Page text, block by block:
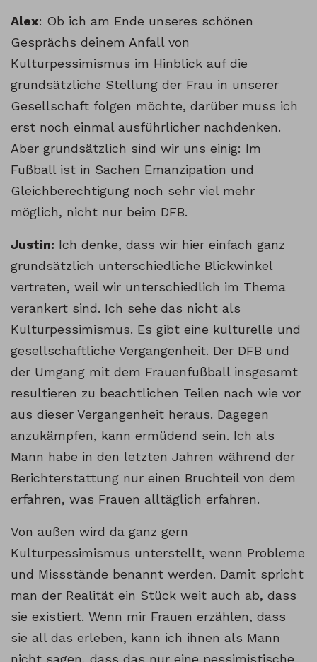
Alex: Ob ich am Ende unseres schönen
Gesprächs deinem Anfall von
Kulturpessimismus im Hinblick auf die
grundsätzliche Stellung der Frau in unserer
Gesellschaft folgen möchte, darüber muss ich
erst noch einmal ausführlicher nachdenken.
Aber grundsätzlich sind wir uns einig: Im
Fußball ist in Sachen Emanzipation und
Gleichberechtigung noch sehr viel mehr
möglich, nicht nur beim DFB.
Justin: Ich denke, dass wir hier einfach ganz
grundsätzlich unterschiedliche Blickwinkel
vertreten, weil wir unterschiedlich im Thema
verankert sind. Ich sehe das nicht als
Kulturpessimismus. Es gibt eine kulturelle und
gesellschaftliche Vergangenheit. Der DFB und
der Umgang mit dem Frauenfußball insgesamt
resultieren zu beachtlichen Teilen nach wie vor
aus dieser Vergangenheit heraus. Dagegen
anzukämpfen, kann ermüdend sein. Ich als
Mann habe in den letzten Jahren während der
Berichterstattung nur einen Bruchteil von dem
erfahren, was Frauen alltäglich erfahren.
Von außen wird da ganz gern
Kulturpessimismus unterstellt, wenn Probleme
und Missstände benannt werden. Damit spricht
man der Realität ein Stück weit auch ab, dass
sie existiert. Wenn mir Frauen erzählen, dass
sie all das erleben, kann ich ihnen als Mann